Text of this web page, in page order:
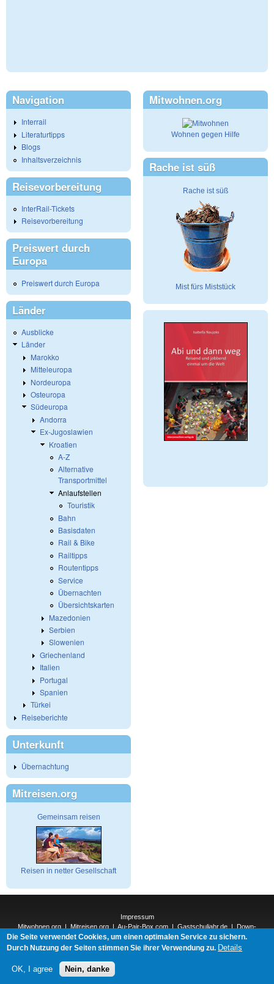
Navigation
Interrail
Literaturtipps
Blogs
Inhaltsverzeichnis
Reisevorbereitung
InterRail-Tickets
Reisevorbereitung
Preiswert durch
Europa
Preiswert durch Europa
Länder
Ausblicke
Länder
Marokko
Mitteleuropa
Nordeuropa
Osteuropa
Südeuropa
Andorra
Ex-Jugoslawien
Kroatien
A-Z
Alternative
Transportmittel
Anlaufstellen
Touristik
Bahn
Basisdaten
Rail & Bike
Railtipps
Routentipps
Service
Übernachten
Übersichtskarten
Mazedonien
Serbien
Slowenien
Griechenland
Italien
Portugal
Spanien
Türkei
Reiseberichte
Unterkunft
Übernachtung
Mitreisen.org
Gemeinsam reisen
Reisen in netter Gesellschaft
Mitwohnen.org
Wohnen gegen Hilfe
Rache ist süß
Rache ist süß
Mist fürs Miststück
Impressum
Mitwohnen.org|Mitreisen.org|Au-Pair-Box.com|Gastschuljahr.de|Down-
Under.org |Elderpair.com|
Interconnections-Verlag.de|Natur-und-Umwelt.org|ReiseTops.com|
Die Seite verwendet Cookies, um einen optimalen Service zu sichern.
Durch Nutzung der Seiten stimmen Sie ihrer Verwendung zu. Details
OK, I agree Nein, danke